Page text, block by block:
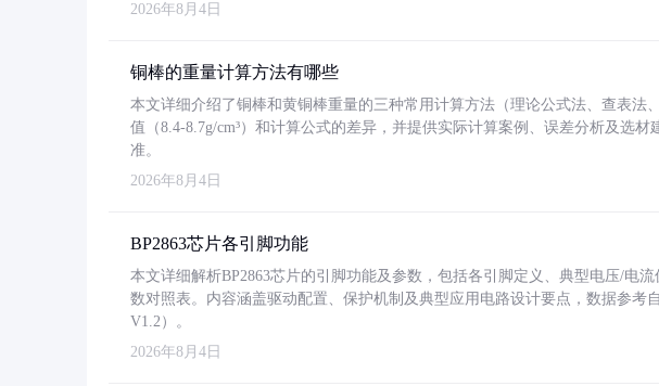
2026年8月4日
铜棒的重量计算方法有哪些
本文详细介绍了铜棒和黄铜棒重量的三种常用计算方法（理论公式法、查表法
值（8.4-8.7g/cm³）和计算公式的差异，并提供实际计算案例、误差分析及选材
准。
2026年8月4日
BP2863芯片各引脚功能
本文详细解析BP2863芯片的引脚功能及参数，包括各引脚定义、典型电压/电
数对照表。内容涵盖驱动配置、保护机制及典型应用电路设计要点，数据参考
V1.2）。
2026年8月4日